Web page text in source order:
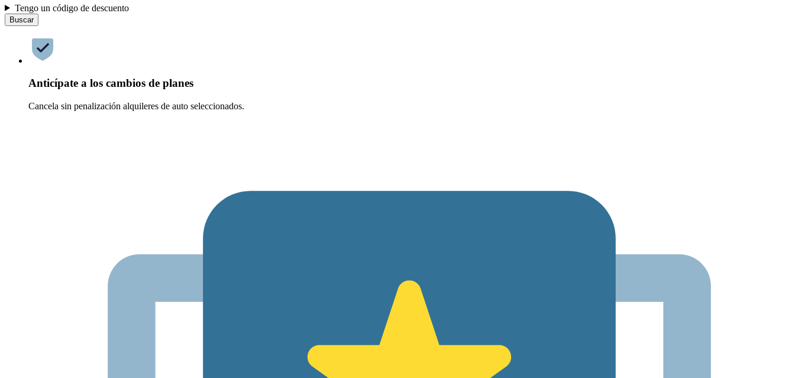
Tengo un código de descuento
Buscar
Anticípate a los cambios de planes
Cancela sin penalización alquileres de auto seleccionados.